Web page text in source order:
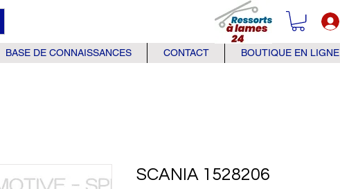
BASE DE CONNAISSANCES CONTACT BOUTIQUE EN LIGNE
SCANIA 1528206